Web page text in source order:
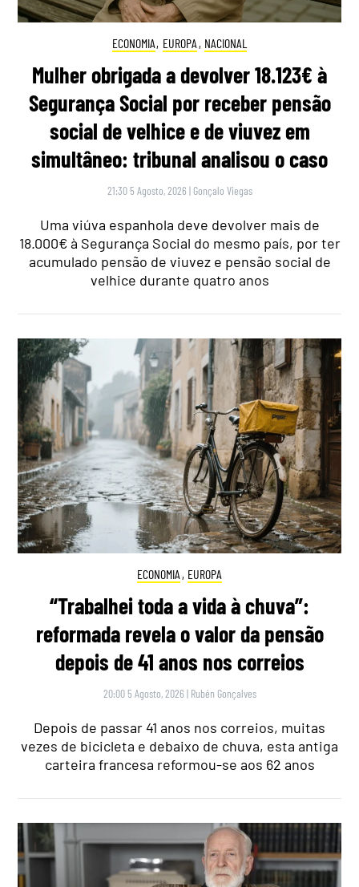
ECONOMIA, EUROPA , NACIONAL
Mulher obrigada a devolver 18.123€ à
Segurança Social por receber pensão
social de velhice e de viuvez em
simultâneo: tribunal analisou o caso
21:30 5 Agosto, 2026 | Gonçalo Viegas
Uma viúva espanhola deve devolver mais de
18.000€ à Segurança Social do mesmo país, por ter
acumulado pensão de viuvez e pensão social de
velhice durante quatro anos
ECONOMIA , EUROPA
“Trabalhei toda a vida à chuva”:
reformada revela o valor da pensão
depois de 41 anos nos correios
20:00 5 Agosto, 2026 | Rubén Gonçalves
Depois de passar 41 anos nos correios, muitas
vezes de bicicleta e debaixo de chuva, esta antiga
carteira francesa reformou-se aos 62 anos